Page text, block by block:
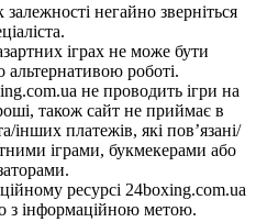
негайно зверніться
іграх не може бути
альтернативою роботі.
не проводить ігри на
також сайт не приймає в
інших платежів, які пов’язані/
іграми, букмекерами або
ресурсі 24boxing.com.ua
з інформаційною метою.